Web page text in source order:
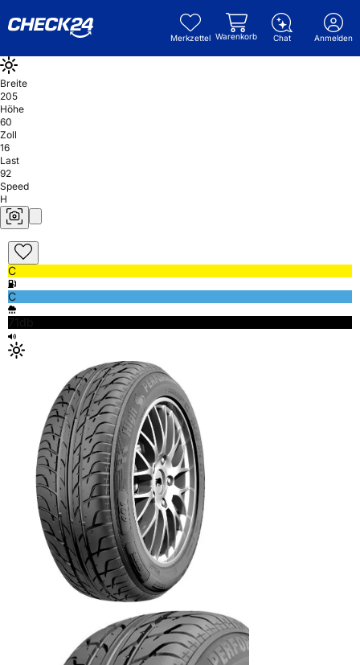
Merkzettel Warenkorb Chat Anmelden
Breite
205
Höhe
60
Zoll
16
Last
92
Speed
H
C
C
71db